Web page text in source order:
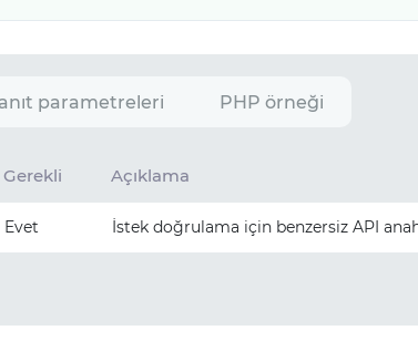
parametreleri PHP örneği
Gerekli Açıklama
Evet İstek doğrulama için benzersiz API